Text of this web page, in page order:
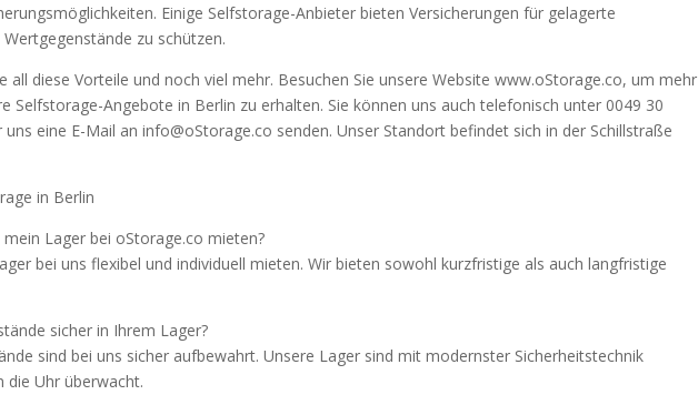
Einige Selfstorage-Anbieter bieten Versicherungen für gelagerte
zu schützen.
all diese Vorteile und noch viel mehr. Besuchen Sie unsere Website www.oStorage.co, um mehr
Selfstorage-Angebote in Berlin zu erhalten. Sie können uns auch telefonisch unter 0049 30
eine E-Mail an info@oStorage.co senden. Unser Standort befindet sich in der Schillstraße
in Berlin
mein Lager bei oStorage.co mieten?
bei uns flexibel und individuell mieten. Wir bieten sowohl kurzfristige als auch langfristige
sicher in Ihrem Lager?
sind bei uns sicher aufbewahrt. Unsere Lager sind mit modernster Sicherheitstechnik
die Uhr überwacht.